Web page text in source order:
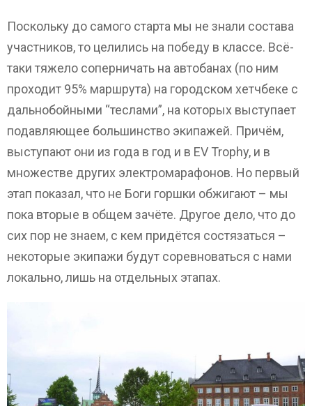
Поскольку до самого старта мы не знали состава
участников, то целились на победу в классе. Всё-
таки тяжело соперничать на автобанах (по ним
проходит 95% маршрута) на городском хетчбеке с
дальнобойными “теслами”, на которых выступает
подавляющее большинство экипажей. Причём,
выступают они из года в год и в EV Trophy, и в
множестве других электромарафонов. Но первый
этап показал, что не Боги горшки обжигают – мы
пока вторые в общем зачёте. Другое дело, что до
сих пор не знаем, с кем придётся состязаться –
некоторые экипажи будут соревноваться с нами
локально, лишь на отдельных этапах.